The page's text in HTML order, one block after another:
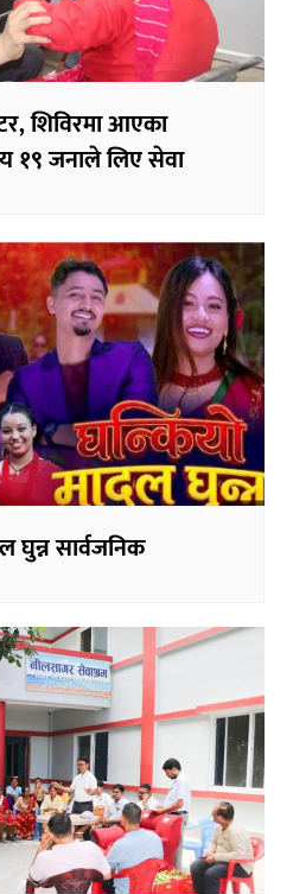
शिविरमा आएका
१९ जनाले लिए सेवा
घुन्न सार्वजनिक